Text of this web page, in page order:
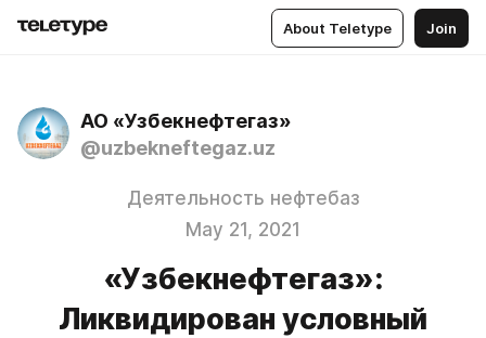
About Teletype Join
АО «Узбекнефтегаз»
@uzbekneftegaz.uz
Деятельность нефтебаз
May 21, 2021
«Узбекнефтегаз»:
Ликвидирован условный